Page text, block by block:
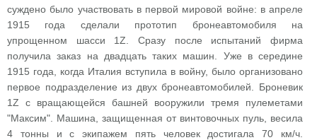
суждено было участвовать в первой мировой войне: в апреле
1915 года сделали прототип бронеавтомобиля на
упрощенном шасси 1Z. Сразу после испытаний фирма
получила заказ на двадцать таких машин. Уже в середине
1915 года, когда Италия вступила в войну, было организовано
первое подразделение из двух бронеавтомобилей. Броневик
1Z с вращающейся башней вооружили тремя пулеметами
"Максим". Машина, защищенная от винтовочных пуль, весила
4 тонны и с экипажем пять человек достигала 70 км/ч.